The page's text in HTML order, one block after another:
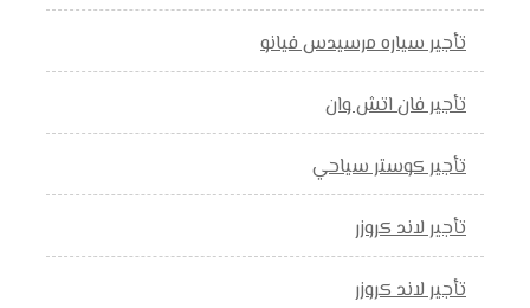
تأجير سياره مرسيدس فيانو
تأجير فان اتش وان
تأجير كوستر سياحي
تأجير لاند كروزر
تأجير لاند كروزر